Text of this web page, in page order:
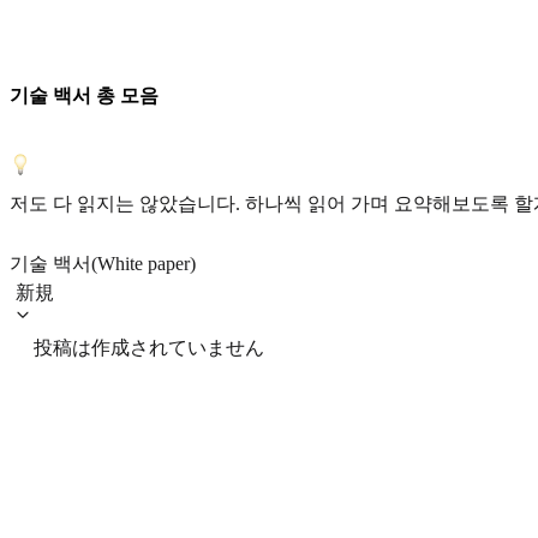
기술 백서 총 모음
저도 다 읽지는 않았습니다. 하나씩 읽어 가며 요약해보도록
기술 백서(White paper)
新規
投稿は作成されていません